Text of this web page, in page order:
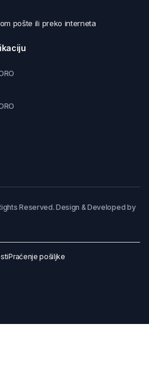
pošte ili preko interneta
Reserved. Design & Developed by
Praćenje pošiljke